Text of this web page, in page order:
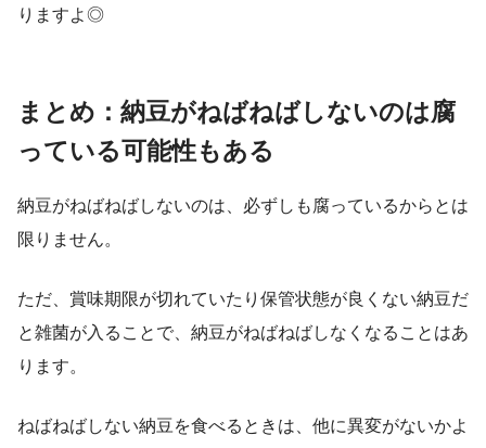
りますよ◎
まとめ：納豆がねばねばしないのは腐
っている可能性もある
納豆がねばねばしないのは、必ずしも腐っているからとは
限りません。
ただ、賞味期限が切れていたり保管状態が良くない納豆だ
と雑菌が入ることで、納豆がねばねばしなくなることはあ
ります。
ねばねばしない納豆を食べるときは、他に異変がないかよ